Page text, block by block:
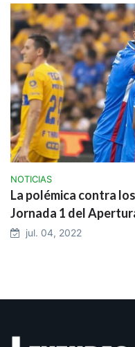
NOTICIAS
La polémica contra
Jornada 1 del
jul. 04, 2022